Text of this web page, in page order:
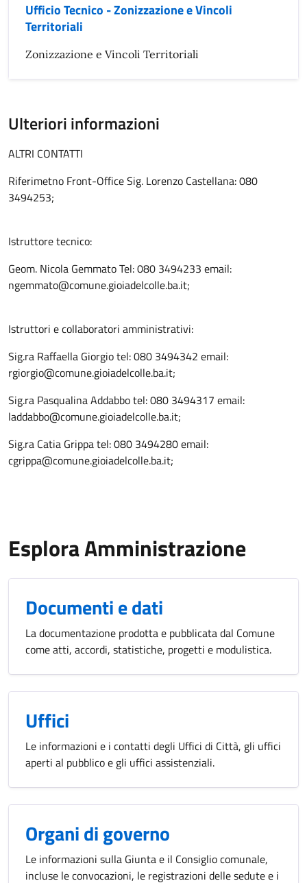
Ufficio Tecnico - Zonizzazione e Vincoli
Territoriali
Zonizzazione e Vincoli Territoriali
Ulteriori informazioni
ALTRI CONTATTI
Riferimetno Front-Office Sig. Lorenzo Castellana: 080
3494253;
Istruttore tecnico:
Geom. Nicola Gemmato Tel: 080 3494233 email:
ngemmato@comune.gioiadelcolle.ba.it;
Istruttori e collaboratori amministrativi:
Sig.ra Raffaella Giorgio tel: 080 3494342 email:
rgiorgio@comune.gioiadelcolle.ba.it;
Sig.ra Pasqualina Addabbo tel: 080 3494317 email:
laddabbo@comune.gioiadelcolle.ba.it;
Sig.ra Catia Grippa tel: 080 3494280 email:
cgrippa@comune.gioiadelcolle.ba.it;
Esplora Amministrazione
Documenti e dati
La documentazione prodotta e pubblicata dal Comune
come atti, accordi, statistiche, progetti e modulistica.
Uffici
Le informazioni e i contatti degli Uffici di Città, gli uffici
aperti al pubblico e gli uffici assistenziali.
Organi di governo
Le informazioni sulla Giunta e il Consiglio comunale,
incluse le convocazioni, le registrazioni delle sedute e i